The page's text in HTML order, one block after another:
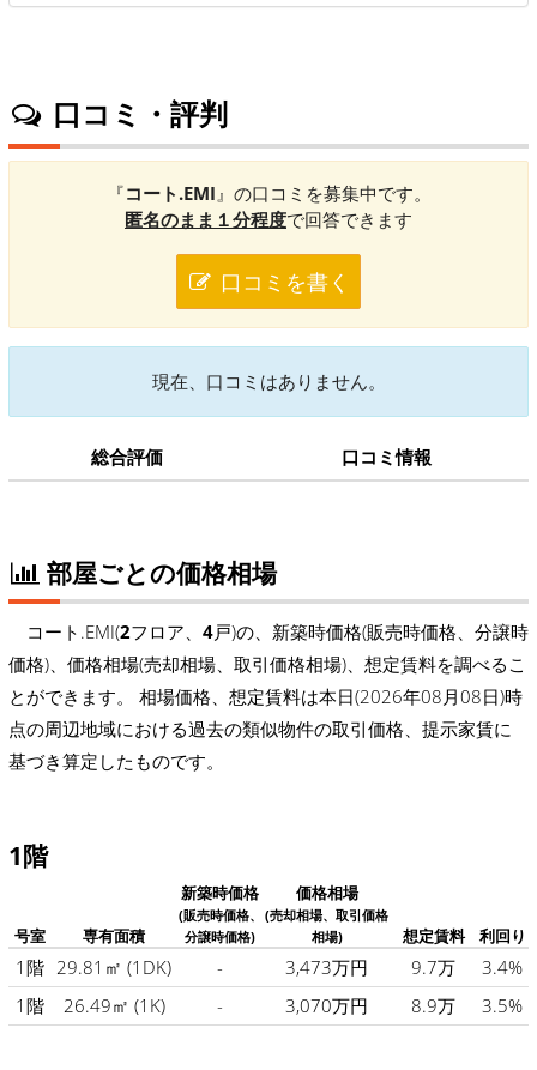
口コミ・評判
『コート.EMI 』の口コミを募集中です。
匿名のまま１分程度で回答できます
口コミを書く
現在、口コミはありません。
総合評価 口コミ情報
部屋ごとの価格相場
コート.EMI(2フロア、 4戸)の、新築時価格(販売時価格、分譲時
価格)、価格相場(売却相場、取引価格相場)、想定賃料を調べるこ
とができます。 相場価格、想定賃料は本日(2026年08月08日)時
点の周辺地域における過去の類似物件の取引価格、提示家賃に
基づき算定したものです。
1階
号室 専有面積
新築時価格
(販売時価格、
分譲時価格)
価格相場
(売却相場、取引価格
相場)
想定賃料 利回り
1階 29.81㎡ (1DK) - 3,473万円 9.7万
3.4%
1階
26.49㎡ (1K) - 3,070万円 8.9万 3.5%